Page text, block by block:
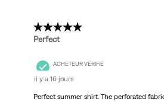
5 étoile(s) sur 5.
Perfect
ACHETEUR VÉRIFIÉ
il y a 16 jours
Perfect summer shirt. The perforated